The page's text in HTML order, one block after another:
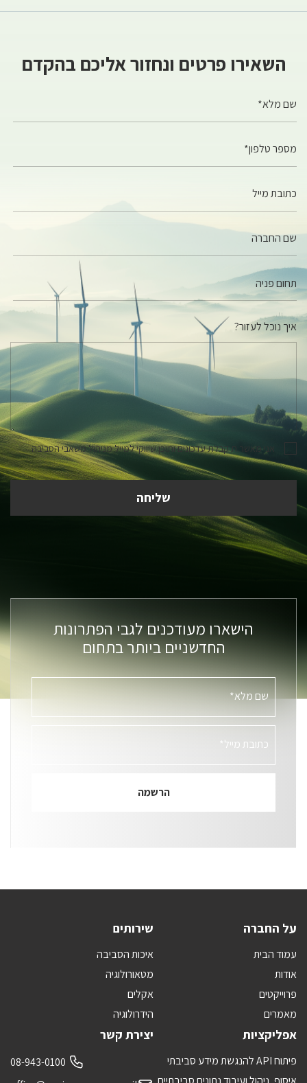
השאירו פרטים ונחזור אליכם בהקדם
שם מלא*
מספר טלפון*
כתובת מייל
שם החברה
איך נוכל לעזור?
אני מאשר.ת קבלת עדכונים ותוכן שיווקי למייל מניהול משאבי הסביבה
הישארו מעודכנים לגבי הפתרונות
החדשניים ביותר בתחום
שם מלא*
כתובת מייל*
על החברה
עמוד הבית
אודות
פרוייקטים
מאמרים
שירותים
איכות הסביבה
מטאורולוגיה
אקלים
הידרולוגיה
אפליקציות
פיתוח API להנגשת מידע סביבתי
יצירת קשר
08-943-0100